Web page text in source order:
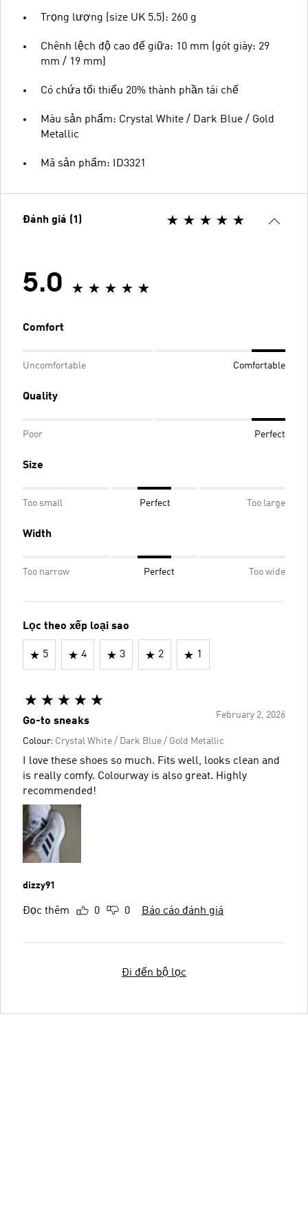
Trọng lượng (size UK 5.5): 260 g
Chênh lệch độ cao đế giữa: 10 mm (gót giày: 29
mm / 19 mm)
Có chứa tối thiểu 20% thành phần tái chế
Màu sản phẩm: Crystal White / Dark Blue / Gold
Metallic
Mã sản phẩm: ID3321
Đánh giá (1)
5.0
Comfort
Uncomfortable Comfortable
Quality
Poor Perfect
Size
Too small Perfect Too large
Width
Too narrow Perfect Too wide
Lọc theo xếp loại sao
5 4 3 2 1
February 2, 2026
Go-to sneaks
Colour: Crystal White / Dark Blue / Gold Metallic
I love these shoes so much. Fits well, looks clean and
is really comfy. Colourway is also great. Highly
recommended!
dizzy91
Đọc thêm 0 0 Báo cáo đánh giá
Đi đến bộ lọc